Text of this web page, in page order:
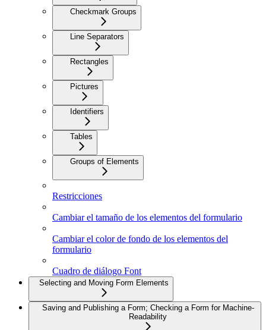
Checkmark Groups
Line Separators
Rectangles
Pictures
Identifiers
Tables
Groups of Elements
Restricciones
Cambiar el tamaño de los elementos del formulario
Cambiar el color de fondo de los elementos del
formulario
Cuadro de diálogo Font
Selecting and Moving Form Elements
Saving and Publishing a Form; Checking a Form for Machine-
Readability